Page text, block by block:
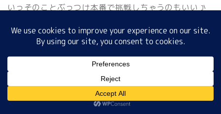
いっそのことぶっつけ本番で挑戦しちゃうのもいいか
テレビはじっくり見るといいよ☆
ラッキーナンバー：75
ラッキーカラー ：チャコールグレー
恋 愛 運 ：28位 競争率が高くても挑戦してみて
ね
金 運：01位 お金に余裕があれば投資に挑戦
プロフィール サイトマップ